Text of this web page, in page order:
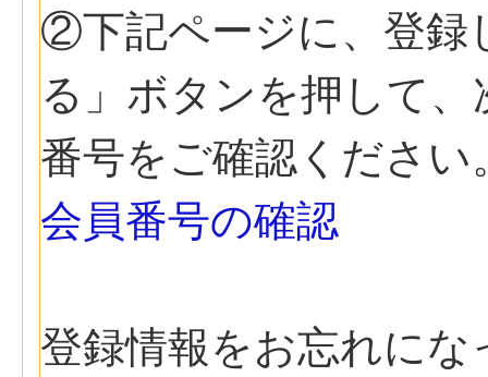
②下記ページに、登録
る」ボタンを押して
番号をご確認ください
会員番号の確認
登録情報をお忘れに